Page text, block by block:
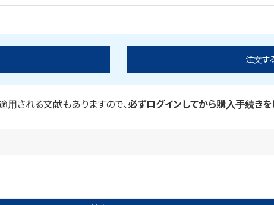
注文す
される文献もありますので、必ずログインしてから購入手続きを